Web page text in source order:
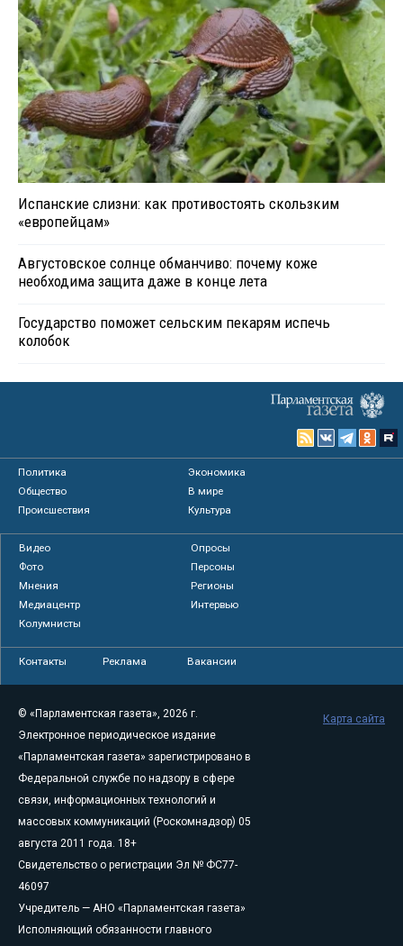
Испанские слизни: как противостоять скользким
«европейцам»
Августовское солнце обманчиво: почему коже
необходима защита даже в конце лета
Государство поможет сельским пекарям испечь
колобок
Политика
Экономика
Общество
В мире
Происшествия
Культура
Видео
Опросы
Фото
Персоны
Мнения
Регионы
Медиацентр
Интервью
Колумнисты
Контакты Реклама Вакансии
© «Парламентская газета», 2026 г.
Электронное периодическое издание
«Парламентская газета» зарегистрировано в
Федеральной службе по надзору в сфере
связи, информационных технологий и
массовых коммуникаций (Роскомнадзор) 05
августа 2011 года. 18+
Свидетельство о регистрации Эл № ФС77-
46097
Учредитель — АНО «Парламентская газета»
Исполняющий обязанности главного
Карта сайта